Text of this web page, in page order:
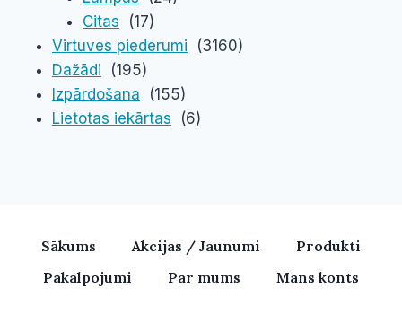
Citas
(17)
Virtuves piederumi
(3160)
Dažādi
(195)
Izpārdošana
(155)
Lietotas iekārtas
(6)
Sākums Akcijas / Jaunumi
Produkti
Pakalpojumi
Par mums Mans konts